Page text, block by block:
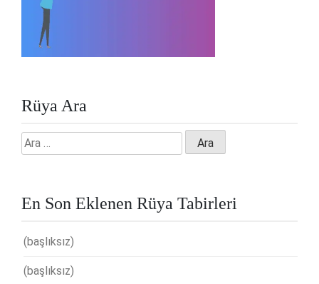
Rüya Ara
Arama:
En Son Eklenen Rüya Tabirleri
(başlıksız)
(başlıksız)